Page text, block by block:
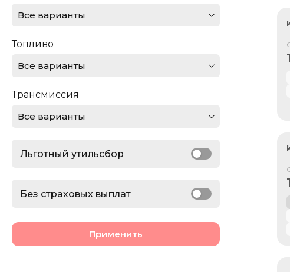
Льготный утильсбор
Ferrari
Ford
Jeep
Все варианты
Топливо
Все варианты
Трансмиссия
Все варианты
Без страховых выплат
Применить